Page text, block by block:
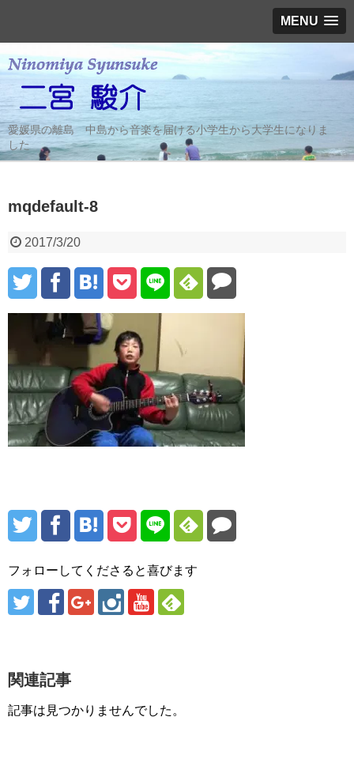
MENU
愛媛県の離島 中島から音楽を届ける小学生から大学生になりま
した
mqdefault-8
2017/3/20
フォローしてくださると喜びます
関連記事
記事は見つかりませんでした。